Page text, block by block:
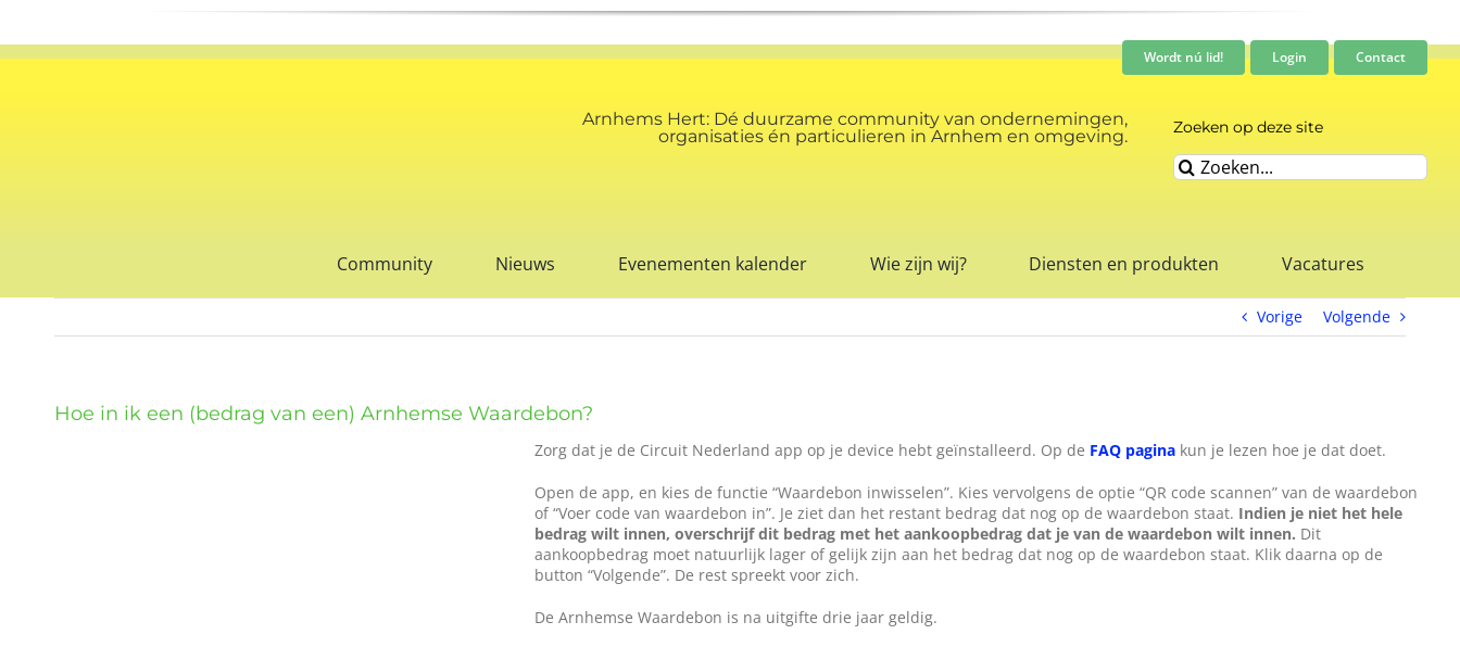
inhoud
Wordt nú lid! Login Contact
Arnhems Hert: Dé duurzame community van ondernemingen,
organisaties én particulieren in Arnhem en omgeving.
Zoeken op deze site
Zoeken
naar:
Community Nieuws Evenementen kalender Wie zijn wij? Diensten en produkten Vacatures
Vorige Volgende
Hoe in ik een (bedrag van een) Arnhemse Waardebon?
Zorg dat je de Circuit Nederland app op je device hebt geïnstalleerd. Op de FAQ pagina kun je lezen hoe je dat doet.
Open de app, en kies de functie “Waardebon inwisselen”. Kies vervolgens de optie “QR code scannen” van de waardebon
of “Voer code van waardebon in”. Je ziet dan het restant bedrag dat nog op de waardebon staat. Indien je niet het hele
bedrag wilt innen, overschrijf dit bedrag met het aankoopbedrag dat je van de waardebon wilt innen. Dit
aankoopbedrag moet natuurlijk lager of gelijk zijn aan het bedrag dat nog op de waardebon staat. Klik daarna op de
button “Volgende”. De rest spreekt voor zich.
De Arnhemse Waardebon is na uitgifte drie jaar geldig.